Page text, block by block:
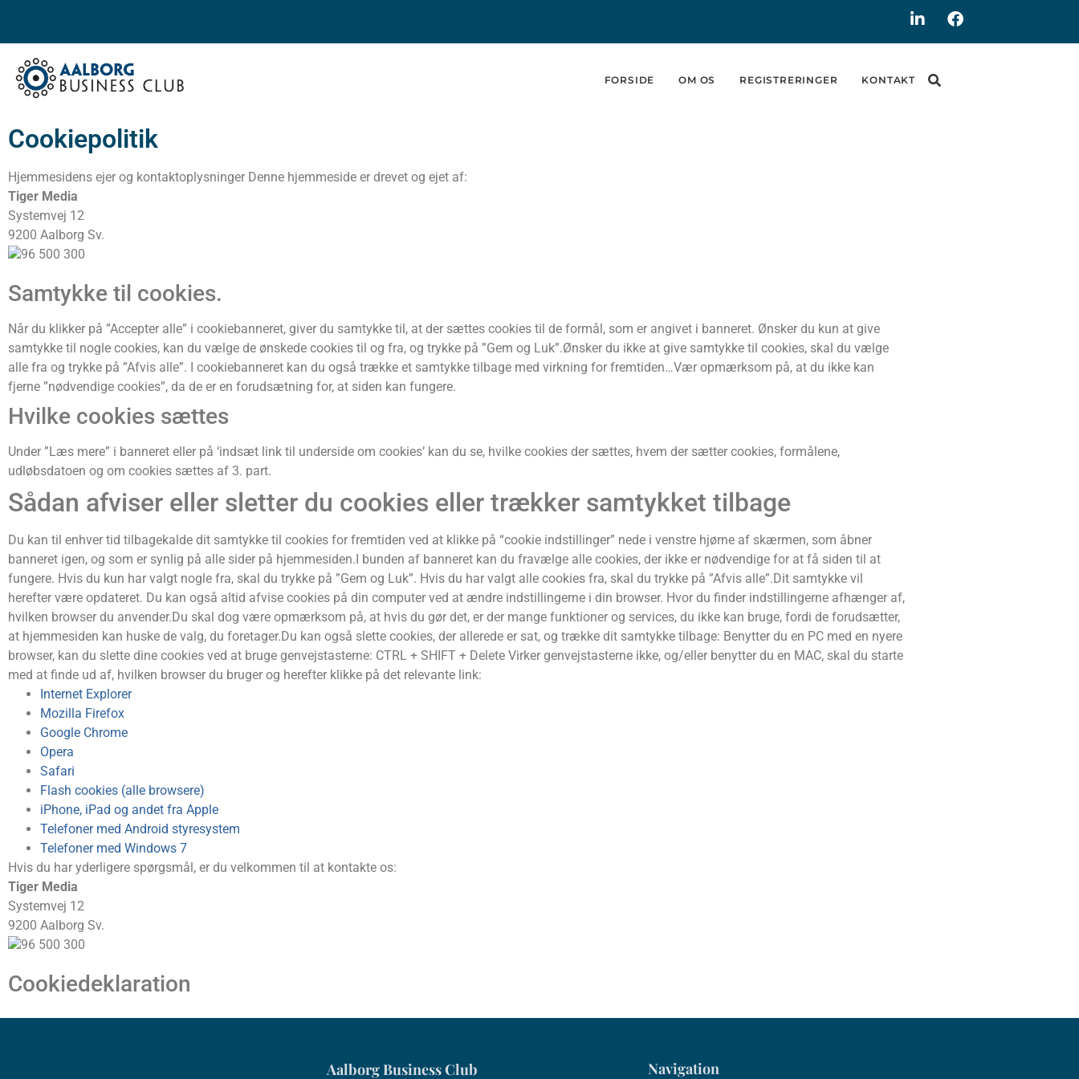
FORSIDE OM OS REGISTRERINGER KONTAKT
Cookiepolitik
Hjemmesidens ejer og kontaktoplysninger Denne hjemmeside er drevet og ejet af:
Tiger Media
Systemvej 12
9200 Aalborg Sv.
96 500 300
Samtykke til cookies.
Når du klikker på ”Accepter alle” i cookiebanneret, giver du samtykke til, at der sættes cookies til de formål, som er angivet i banneret. Ønsker du kun at give
samtykke til nogle cookies, kan du vælge de ønskede cookies til og fra, og trykke på ”Gem og Luk”.Ønsker du ikke at give samtykke til cookies, skal du vælge
alle fra og trykke på ”Afvis alle”. I cookiebanneret kan du også trække et samtykke tilbage med virkning for fremtiden…Vær opmærksom på, at du ikke kan
fjerne ”nødvendige cookies”, da de er en forudsætning for, at siden kan fungere.
Hvilke cookies sættes
Under ”Læs mere” i banneret eller på ‘indsæt link til underside om cookies’ kan du se, hvilke cookies der sættes, hvem der sætter cookies, formålene,
udløbsdatoen og om cookies sættes af 3. part.
Sådan afviser eller sletter du cookies eller trækker samtykket tilbage
Du kan til enhver tid tilbagekalde dit samtykke til cookies for fremtiden ved at klikke på “cookie indstillinger” nede i venstre hjørne af skærmen, som åbner
banneret igen, og som er synlig på alle sider på hjemmesiden.I bunden af banneret kan du fravælge alle cookies, der ikke er nødvendige for at få siden til at
fungere. Hvis du kun har valgt nogle fra, skal du trykke på ”Gem og Luk”. Hvis du har valgt alle cookies fra, skal du trykke på ”Afvis alle”.Dit samtykke vil
herefter være opdateret. Du kan også altid afvise cookies på din computer ved at ændre indstillingerne i din browser. Hvor du finder indstillingerne afhænger af,
hvilken browser du anvender.Du skal dog være opmærksom på, at hvis du gør det, er der mange funktioner og services, du ikke kan bruge, fordi de forudsætter,
at hjemmesiden kan huske de valg, du foretager.Du kan også slette cookies, der allerede er sat, og trække dit samtykke tilbage: Benytter du en PC med en nyere
browser, kan du slette dine cookies ved at bruge genvejstasterne: CTRL + SHIFT + Delete Virker genvejstasterne ikke, og/eller benytter du en MAC, skal du starte
med at finde ud af, hvilken browser du bruger og herefter klikke på det relevante link:
Internet Explorer
Mozilla Firefox
Google Chrome
Opera
Safari
Flash cookies (alle browsere)
iPhone, iPad og andet fra Apple
Telefoner med Android styresystem
Telefoner med Windows 7
Hvis du har yderligere spørgsmål, er du velkommen til at kontakte os:
Tiger Media
Systemvej 12
9200 Aalborg Sv.
96 500 300
Cookiedeklaration
Aalborg Business Club Navigation